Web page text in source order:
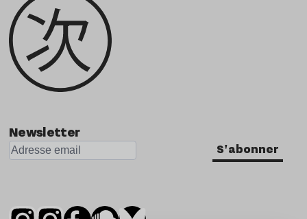
Newsletter
S'abonner